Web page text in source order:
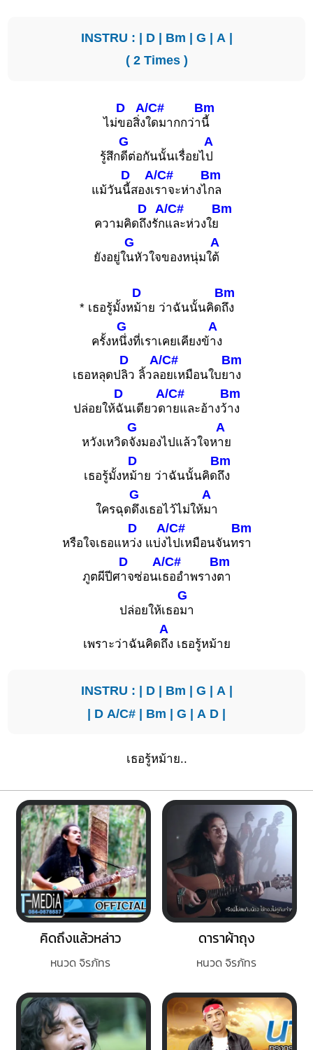
INSTRU : | D| Bm | G | A |
( 2 Times )
ไม่
D
ขอสิ่ง
A/C#
ใดมากกว่า
Bm
นี้
รู้สึก
G
ดีต่อกันนั้นเรื่อยไ
A
ป
แม้วัน
D
นี้สองเ
A/C#
ราจะห่างไ
Bm
กล
ความคิด
D
ถึงรัก
A/C#
และห่วงใย
Bm
ยังอยู่ใ
G
นหัวใจของหนุ่มใ
A
ต้
* เธอรู้มั้งห
D
ม้าย ว่าฉันนั้นคิด
Bm
ถึง
ครั้งห
G
นึ่งที่เราเคยเคียงข้
A
าง
เธอหลุดป
D
ลิว ลิ้วล
A/C#
อยเหมือนใบย
Bm
าง
ปล่อยให้
D
ฉันเดียวด
A/C#
ายและอ้างว้
Bm
าง
หวังเหวิด
G
จังมองไปแล้วใจห
A
าย
เธอรู้มั้งห
D
ม้าย ว่าฉันนั้นคิด
Bm
ถึง
ใครฉุด
G
ดึงเธอไว้ไม่ให้
A
มา
หรือใจเธอแห
D
ว่ง แบ่ง
A/C#
ไปเหมือนจันท
Bm
รา
ภูตผีปีศ
D
าจซ่อนเ
A/C#
ธออำพราง
Bm
ตา
ปล่อยให้เธอ
G
มา
เพราะว่าฉันคิด
A
ถึง เธอรู้หม้าย
INSTRU : | D| Bm | G | A |
| D A/C# | Bm | G | A D |
เธอรู้หม้าย..
คิดถึงแล้วหล่าว
หนวด จิรภัทร
ดาราผ้าถุง
หนวด จิรภัทร